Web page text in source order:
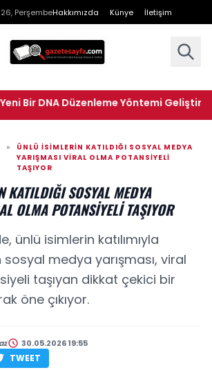
PerşembeHakkımızda Künye İletişim
DNA Düzenleme Yöntemi Geliştirdi
»
ÜNLÜ İSIMLERIN KATILDIĞI SOSYAL MEDYA
YARIŞMASI VIRAL OLMA POTANSIYELI
TAŞIYOR
KATILDIĞI SOSYAL MEDYA
OLMA POTANSIYELI TAŞIYOR
ünlü isimlerin katılımıyla
medya yarışması, viral
taşıyan dikkat çekici bir
öne çıkıyor.
30.05.2026 19:55
TWEET